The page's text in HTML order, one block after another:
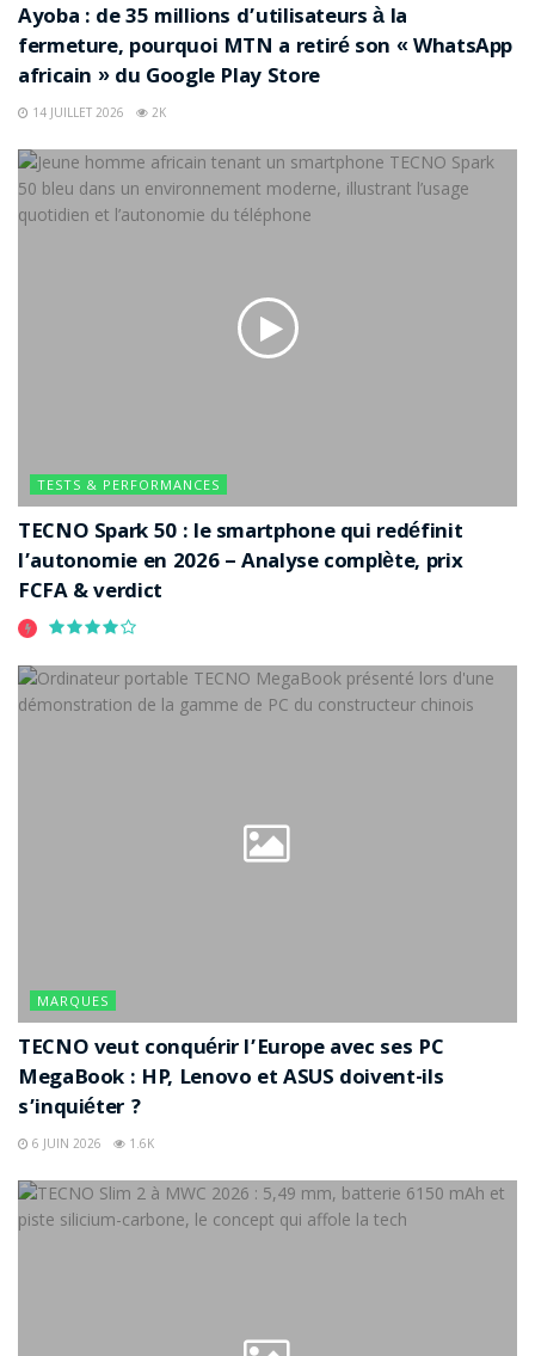
Ayoba : de 35 millions d’utilisateurs à la
fermeture, pourquoi MTN a retiré son « WhatsApp
africain » du Google Play Store
14 JUILLET 2026 2K
TESTS & PERFORMANCES
TECNO Spark 50 : le smartphone qui redéfinit
l’autonomie en 2026 – Analyse complète, prix
FCFA & verdict
MARQUES
TECNO veut conquérir l’Europe avec ses PC
MegaBook : HP, Lenovo et ASUS doivent-ils
s’inquiéter ?
6 JUIN 2026 1.6K